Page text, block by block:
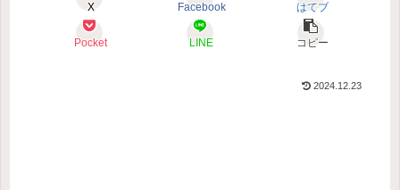
X Facebook はてブ
Pocket LINE コピー
2024.12.23